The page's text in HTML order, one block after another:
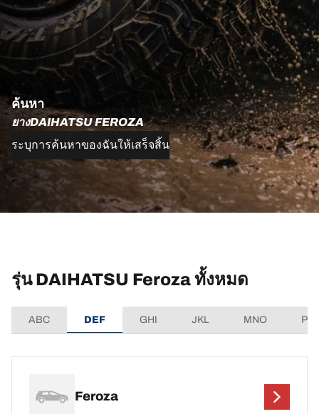
ค้นหา
ยางDAIHATSU FEROZA
ระบุการค้นหาของฉันให้เสร็จสิ้น
รุ่น DAIHATSU Feroza ทั้งหมด
ABC DEF GHI JKL MNO
Feroza